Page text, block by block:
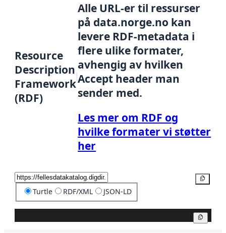
Resource
Description
Framework
(RDF)
Alle URL-er til ressurser
på data.norge.no kan
levere RDF-metadata i
flere ulike formater,
avhengig av hvilken
Accept header man
sender med.
Les mer om RDF og
hvilke formater vi støtter
her
Turtle RDF/XML JSON-LD